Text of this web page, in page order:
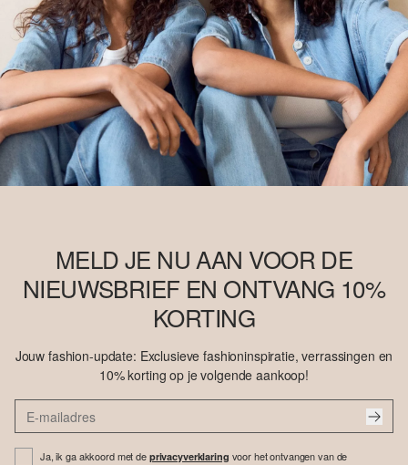
MELD JE NU AAN VOOR DE
NIEUWSBRIEF EN ONTVANG 10%
KORTING
Jouw fashion-update: Exclusieve fashioninspiratie, verrassingen en
10% korting op je volgende aankoop!
Ja, ik ga akkoord met de privacyverklaring voor het ontvangen van de